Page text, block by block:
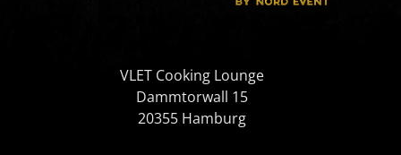
VLET Cooking Lounge
Dammtorwall 15
20355 Hamburg